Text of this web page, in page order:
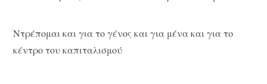
Ντρέπομαι και για το γένος και για μένα και για το
κέντρο του καπιταλισμού